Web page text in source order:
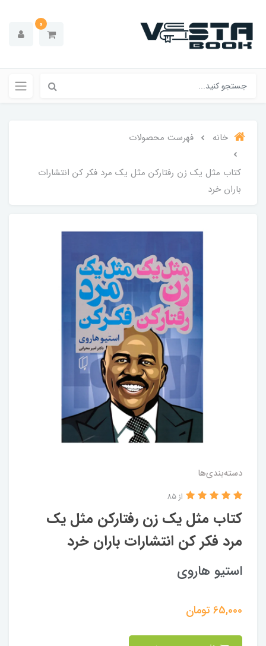
0
خانه فهرست محصولات
کتاب مثل‌ یک‌ زن‌ رفتارکن مثل‌ یک‌ مرد فکر کن انتشارات
باران خرد
دسته‌بندی‌ها
کتاب مثل‌ یک‌ زن‌ رفتارکن مثل‌ یک‌
مرد فکر کن انتشارات باران خرد
از 85
استیو هاروی
65,000تومان